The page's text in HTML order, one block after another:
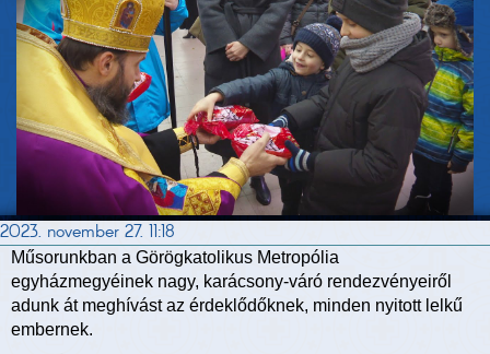
2023. november 27. 11:18
Műsorunkban a Görögkatolikus Metropólia
egyházmegyéinek nagy, karácsony-váró rendezvényeiről
adunk át meghívást az érdeklődőknek, minden nyitott lelkű
embernek.